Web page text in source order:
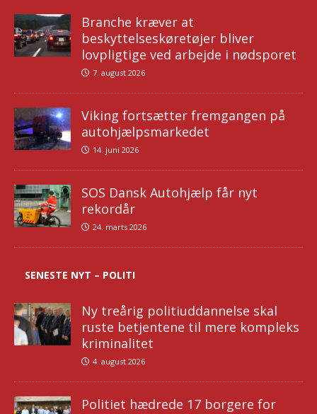
Branche kræver at
beskyttelseskøretøjer bliver
lovpligtige ved arbejde i nødsporet
7. august 2026
Viking fortsætter fremgangen på
autohjælpsmarkedet
14. juni 2026
SOS Dansk Autohjælp får nyt
rekordår
24. marts 2026
SENESTE NYT – POLITI
Ny treårig politiuddannelse skal
ruste betjentene til mere kompleks
kriminalitet
4. august 2026
Politiet hædrede 17 borgere for